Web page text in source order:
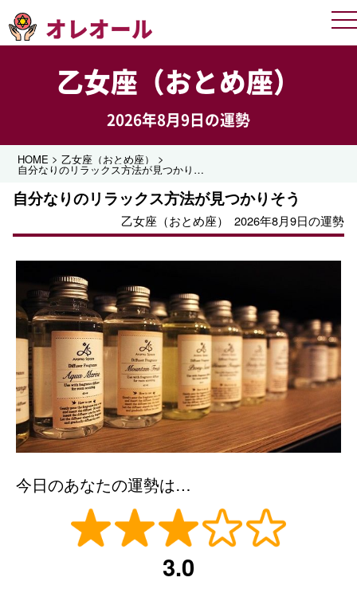
オレオール
乙女座（おとめ座）
2026年8月9日の運勢
HOME >乙女座（おとめ座） >
自分なりのリラックス方法が見つかりそう
自分なりのリラックス方法が見つかりそう
乙女座（おとめ座） 2026年8月9日の運勢
今日のあなたの運勢は…
3.0